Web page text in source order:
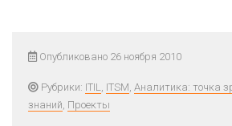
Опубликовано 26 ноября 2010
Рубрики: ITIL, ITSM, Аналитика: точка
знаний, Проекты